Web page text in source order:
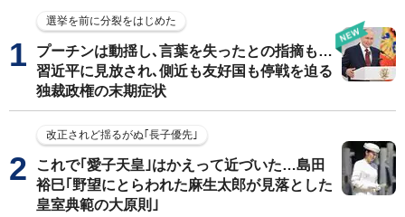
選挙を前に分裂をはじめた
プーチンは動揺し､言葉を失ったとの指摘も…
習近平に見放され､側近も友好国も停戦を迫る
独裁政権の末期症状
改正されど揺るがぬ｢長子優先｣
これで｢愛子天皇｣はかえって近づいた…島田
裕巳｢野望にとらわれた麻生太郎が見落とした
皇室典範の大原則｣